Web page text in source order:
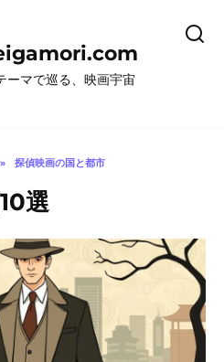
ーマで巡る、映画宇宙
» 探偵映画の国と都市
選